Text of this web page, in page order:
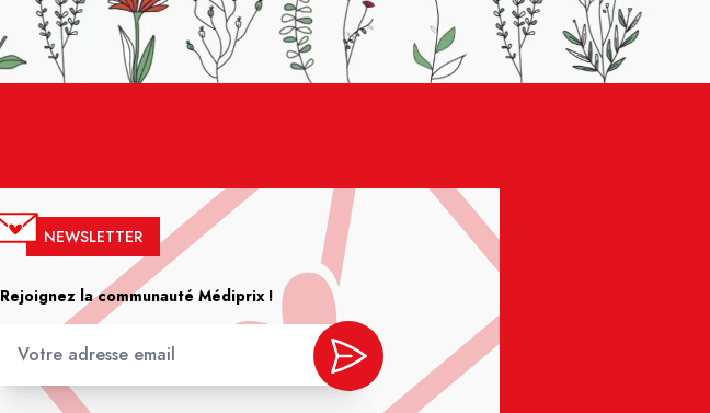
NEWSLETTER
Rejoignez la communauté Médiprix !